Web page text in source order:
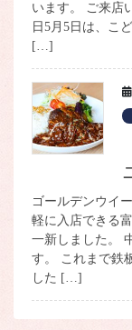
います。 ご来店
日5月5日は、こ
[…]
ゴールデンウイ
軽に入店できる
一新しました。
す。 これまで鉄
した […]